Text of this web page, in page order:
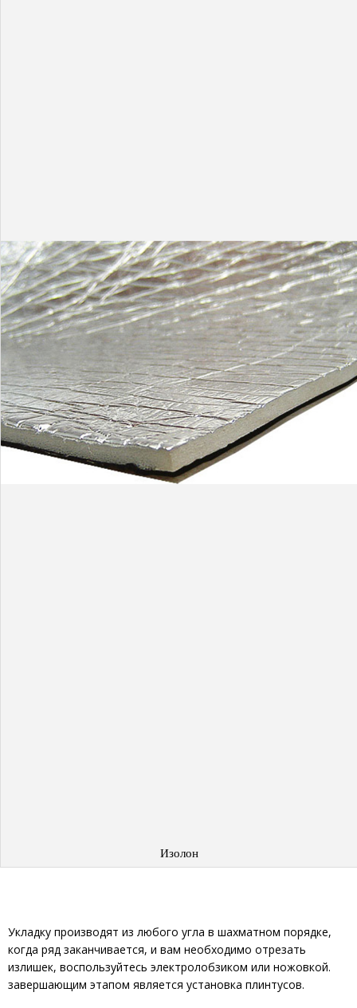
Изолон
Укладку производят из любого угла в шахматном порядке,
когда ряд заканчивается, и вам необходимо отрезать
излишек, воспользуйтесь электролобзиком или ножовкой.
завершающим этапом является установка плинтусов.